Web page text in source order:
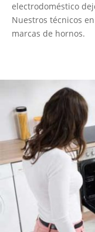
electrodoméstico
Nuestros técnicos
marcas de hornos.